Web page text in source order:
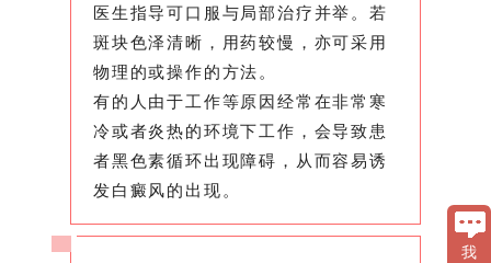
医生指导可口服与局部治疗并举。若
斑块色泽清晰，用药较慢，亦可采用
物理的或操作的方法。
有的人由于工作等原因经常在非常寒
冷或者炎热的环境下工作，会导致患
者黑色素循环出现障碍，从而容易诱
发白癜风的出现。
我